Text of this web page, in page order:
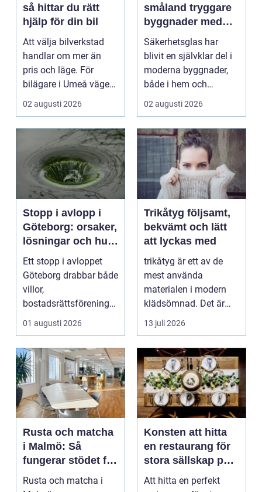
så hittar du rätt
hjälp för din bil
Att välja bilverkstad
handlar om mer än
pris och läge. För
bilägare i Umeå väger
trygghet, tillgängl...
02 augusti 2026
småland tryggare
byggnader med
smarta
glaslösningar
Säkerhetsglas har
blivit en självklar del i
moderna byggnader,
både i hem och
offentliga miljöer. I ...
02 augusti 2026
Stopp i avlopp i
Göteborg: orsaker,
lösningar och hur
problem kan
undvikas
Ett stopp i avloppet
Göteborg drabbar både
villor,
bostadsrättsföreningar
01 augusti 2026
Trikåtyg följsamt,
bekvämt och lätt
att lyckas med
trikåtyg är ett av de
mest använda
materialen i modern
klädsömnad. Det är
mjukt, elastiskt och
formb...
13 juli 2026
Rusta och matcha
i Malmö: Så
fungerar stödet för
dig som söker
jobb
Rusta och matcha i
Konsten att hitta
en restaurang för
stora sällskap på
Östermalm i
Stockholm
Att hitta en perfekt